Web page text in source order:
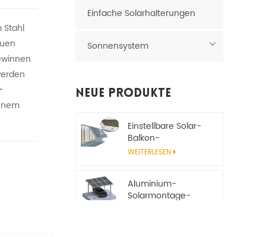
Stahl
Einfache Solarhalterungen
Sonnensystem
Neue Produkte
Einstellbare Solar-
Balkon-
Montagehalterung
WEITERLESEN
Aluminium-
Solarmontage-